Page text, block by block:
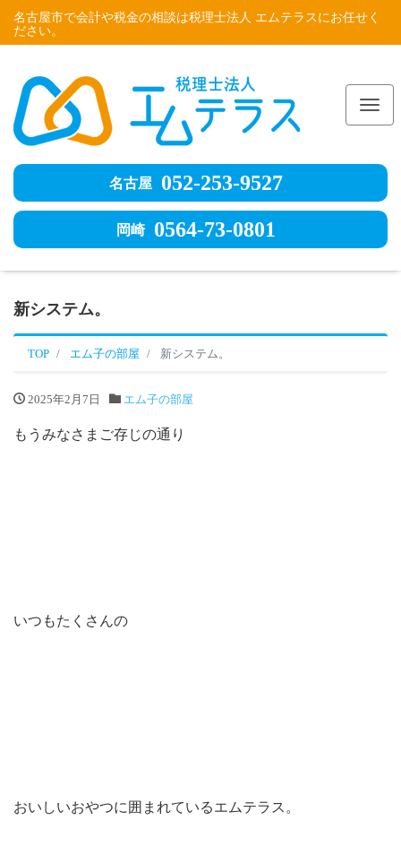
名古屋市で会計や税金の相談は税理士法人 エムテラスにお任せく
ださい。
名古屋 052-253-9527
岡崎 0564-73-0801
新システム。
TOP エム子の部屋 新システム。
2025年2月7日 エム子の部屋
もうみなさまご存じの通り
いつもたくさんの
おいしいおやつに囲まれているエムテラス。